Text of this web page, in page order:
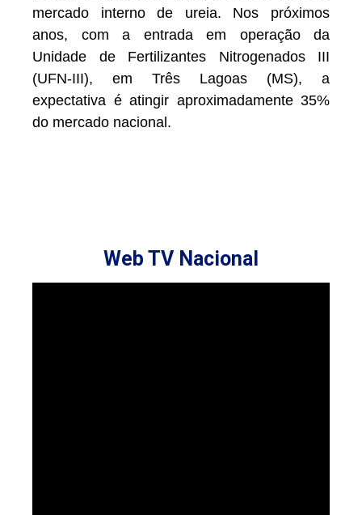
mercado interno de ureia. Nos próximos
anos, com a entrada em operação da
Unidade de Fertilizantes Nitrogenados III
(UFN-III), em Três Lagoas (MS), a
expectativa é atingir aproximadamente 35%
do mercado nacional.
Web TV Nacional